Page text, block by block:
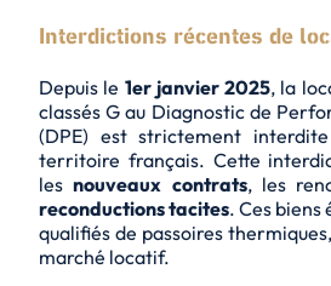
Interdictions récentes de
Depuis le 1er janvier 2025, la
classésG au Diagnostic de
(DPE) est strictement
territoire français. Cette
lesnouveaux contrats, les
reconductions tacites. Ces biens
qualifiés de passoires thermiques
marché locatif.